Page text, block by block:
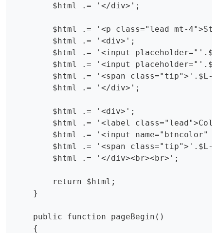
        $html .= '</div>';
$html .= '<p class="lead mt-
        $html .= '<div>';
$html .= '<input
$html .= '<input
$html .= '<span
        $html .= '</div>';
        $html .= '<div>';
$html .= '<label
$html .= '<input name="btncolor"
$html .= '<span class="tip">'.$L-
        $html .= '</div><br><br>';
        return $html;
    }
    public function pageBegin()
    {